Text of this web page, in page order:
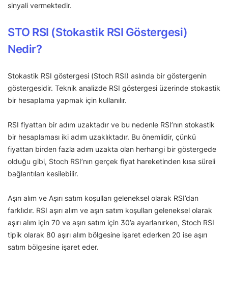
sinyali vermektedir.
STO RSI (Stokastik RSI Göstergesi)
Nedir?
Stokastik RSI göstergesi (Stoch RSI) aslında bir göstergenin
göstergesidir. Teknik analizde RSI göstergesi üzerinde stokastik
bir hesaplama yapmak için kullanılır.
RSI fiyattan bir adım uzaktadır ve bu nedenle RSI’nın stokastik
bir hesaplaması iki adım uzaklıktadır. Bu önemlidir, çünkü
fiyattan birden fazla adım uzakta olan herhangi bir göstergede
olduğu gibi, Stoch RSI’nın gerçek fiyat hareketinden kısa süreli
bağlantıları kesilebilir.
Aşırı alım ve Aşırı satım koşulları geleneksel olarak RSI’dan
farklıdır. RSI aşırı alım ve aşırı satım koşulları geleneksel olarak
aşırı alım için 70 ve aşırı satım için 30’a ayarlanırken, Stoch RSI
tipik olarak 80 aşırı alım bölgesine işaret ederken 20 ise aşırı
satım bölgesine işaret eder.